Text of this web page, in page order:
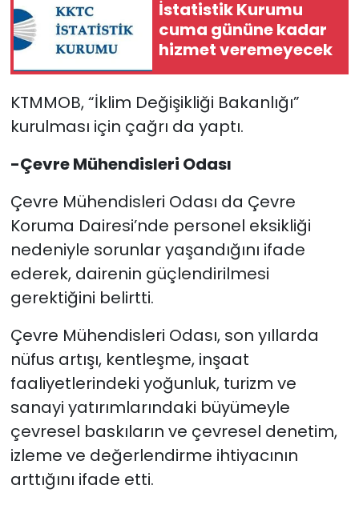
İstatistik Kurumu
cuma gününe kadar
hizmet veremeyecek
KTMMOB, “İklim Değişikliği Bakanlığı”
kurulması için çağrı da yaptı.
-Çevre Mühendisleri Odası
Çevre Mühendisleri Odası da Çevre
Koruma Dairesi’nde personel eksikliği
nedeniyle sorunlar yaşandığını ifade
ederek, dairenin güçlendirilmesi
gerektiğini belirtti.
Çevre Mühendisleri Odası, son yıllarda
nüfus artışı, kentleşme, inşaat
faaliyetlerindeki yoğunluk, turizm ve
sanayi yatırımlarındaki büyümeyle
çevresel baskıların ve çevresel denetim,
izleme ve değerlendirme ihtiyacının
arttığını ifade etti.